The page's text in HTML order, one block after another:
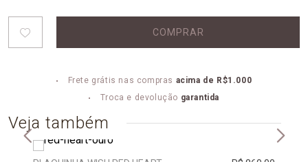
COMPRAR
Frete grátis nas compras acima de R$1.000
Troca e devolução garantida
Veja também